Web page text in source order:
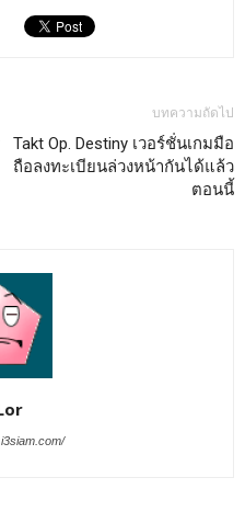
บทความถัดไป
Takt Op. Destiny เวอร์ชั่นเกมมือ
ถือลงทะเบียนล่วงหน้ากันได้แล้ว
ตอนนี้